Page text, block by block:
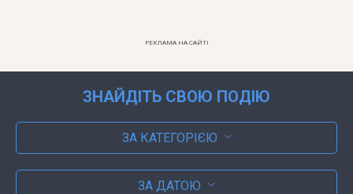
РЕКЛАМА НА САЙТІ
ЗНАЙДІТЬ СВОЮ ПОДІЮ
ЗА КАТЕГОРІЄЮ
ЗА ДАТОЮ